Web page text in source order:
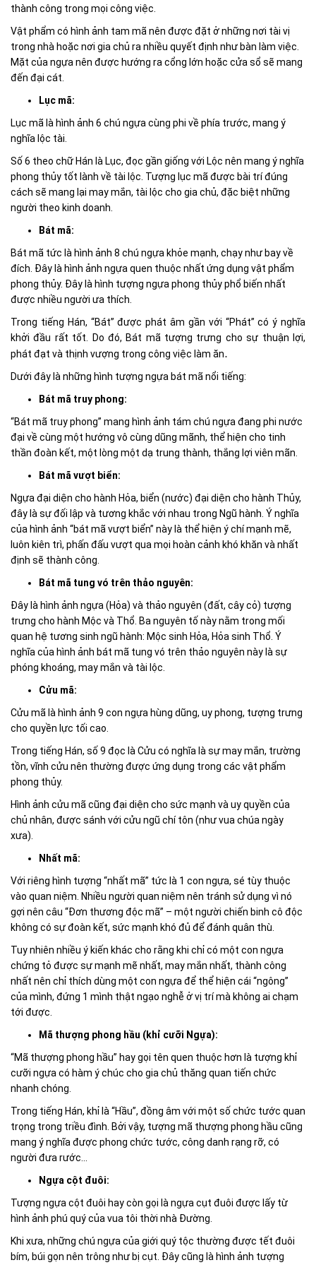
thành công trong mọi công việc.
Vật phẩm có hình ảnh tam mã nên được đặt ở những nơi tài vị
trong nhà hoặc nơi gia chủ ra nhiều quyết định như bàn làm việc.
Mặt của ngựa nên được hướng ra cổng lớn hoặc cửa sổ sẽ mang
đến đại cát.
Lục mã:
Lục mã là hình ảnh 6 chú ngựa cùng phi về phía trước, mang ý
nghĩa lộc tài.
Số 6 theo chữ Hán là Lục, đọc gần giống với Lộc nên mang ý nghĩa
phong thủy tốt lành về tài lộc. Tượng lục mã được bài trí đúng
cách sẽ mang lại may mắn, tài lộc cho gia chủ, đặc biệt những
người theo kinh doanh.
Bát mã:
Bát mã tức là hình ảnh 8 chú ngựa khỏe mạnh, chạy như bay về
đích. Đây là hình ảnh ngựa quen thuộc nhất ứng dụng vật phẩm
phong thủy. Đây là hình tượng ngựa phong thủy phổ biến nhất
được nhiều người ưa thích.
Trong tiếng Hán, “Bát” được phát âm gần với “Phát” có ý nghĩa
khởi đầu rất tốt. Do đó, Bát mã tượng trưng cho sự thuận lợi,
phát đạt và thịnh vượng trong công việc làm ăn.
Dưới đây là những hình tượng ngựa bát mã nổi tiếng:
Bát mã truy phong:
“Bát mã truy phong” mang hình ảnh tám chú ngựa đang phi nước
đại về cùng một hướng vô cùng dũng mãnh, thể hiện cho tinh
thần đoàn kết, một lòng một dạ trung thành, thắng lợi viên mãn.
Bát mãvượt biển:
Ngựa đại diện cho hành Hỏa, biển (nước) đại diện cho hành Thủy,
đây là sự đối lập và tương khắc với nhau trong Ngũ hành. Ý nghĩa
của hình ảnh “bát mã vượt biển” này là thể hiện ý chí mạnh mẽ,
luôn kiên trì, phấn đấu vượt qua mọi hoàn cảnh khó khăn và nhất
định sẽ thành công.
Bát mã tung vó trên thảo nguyên:
Đây là hình ảnh ngựa (Hỏa) và thảo nguyên (đất, cây cỏ) tượng
trưng cho hành Mộc và Thổ. Ba nguyên tố này nằm trong mối
quan hệ tương sinh ngũ hành: Mộc sinh Hỏa, Hỏa sinh Thổ. Ý
nghĩa của hình ảnh bát mã tung vó trên thảo nguyên này là sự
phóng khoáng, may mắn và tài lộc.
Cửu mã:
Cửu mã là hình ảnh 9 con ngựa hùng dũng, uy phong, tượng trưng
cho quyền lực tối cao.
Trong tiếng Hán, số 9 đọc là Cửu có nghĩa là sự may mắn, trường
tồn, vĩnh cửu nên thường được ứng dụng trong các vật phẩm
phong thủy.
Hình ảnh cửu mã cũng đại diện cho sức mạnh và uy quyền của
chủ nhân, được sánh với cửu ngũ chí tôn (như vua chúa ngày
xưa).
Nhất mã:
Với riêng hình tượng “nhất mã” tức là 1 con ngựa, sé tùy thuộc
vào quan niệm. Nhiều người quan niệm nên tránh sử dụng vì nó
gợi nên câu “Đơn thương độc mã” – một người chiến binh cô độc
không có sự đoàn kết, sức mạnh khó đủ để đánh quân thù.
Tuy nhiên nhiều ý kiến khác cho rằng khi chỉ có một con ngựa
chứng tỏ được sự mạnh mẽ nhất, may mắn nhất, thành công
nhất nên chỉ thích dùng một con ngựa để thể hiện cái “ngông”
của mình, đứng 1 mình thật ngạo nghễ ở vị trí mà không ai chạm
tới được.
Mã thượng phong hầu (khỉ cưỡi Ngựa):
“Mã thượng phong hầu” hay gọi tên quen thuộc hơn là tượng khỉ
cưỡi ngựa có hàm ý chúc cho gia chủ thăng quan tiến chức
nhanh chóng.
Trong tiếng Hán, khỉ là “Hầu”, đồng âm với một số chức tước quan
trọng trong triều đình. Bởi vậy, tượng mã thượng phong hầu cũng
mang ý nghĩa được phong chức tước, công danh rạng rỡ, có
người đưa rước...
Ngựa cột đuôi:
Tượng ngựa cột đuôi hay còn gọi là ngựa cụt đuôi được lấy từ
hình ảnh phú quý của vua tôi thời nhà Đường.
Khi xưa, những chú ngựa của giới quý tộc thường được tết đuôi
bím, búi gọn nên trông như bị cụt. Đây cũng là hình ảnh tượng